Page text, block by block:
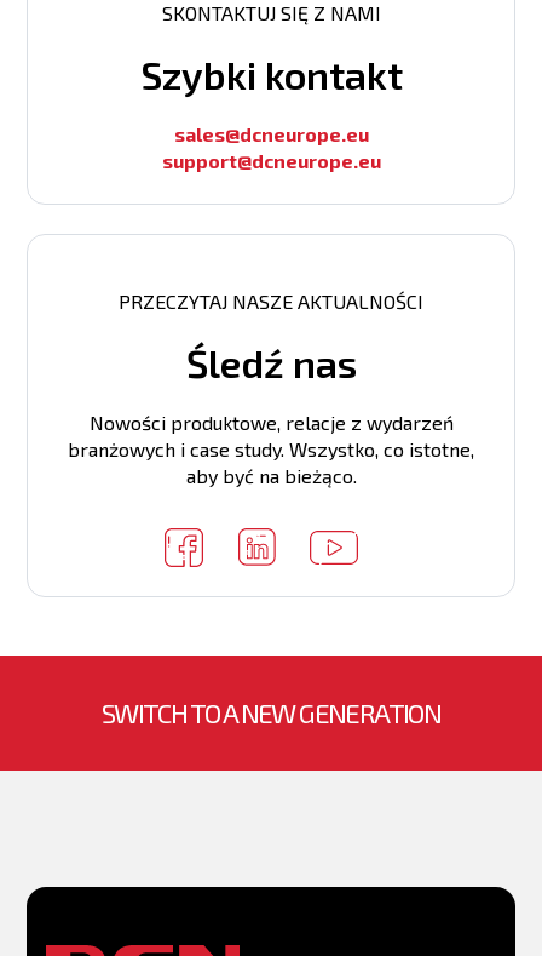
SKONTAKTUJ SIĘ Z NAMI
Szybki kontakt
sales@dcneurope.eu
support@dcneurope.eu
PRZECZYTAJ NASZE AKTUALNOŚCI
Śledź nas
Nowości produktowe, relacje z wydarzeń
branżowych i case study. Wszystko, co istotne,
aby być na bieżąco.
SWITCH TO A NEW GENERATION